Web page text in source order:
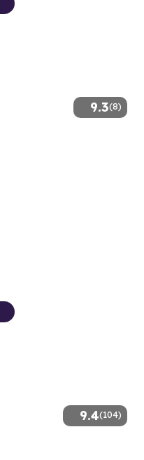
9.3(8)
9.4(104)